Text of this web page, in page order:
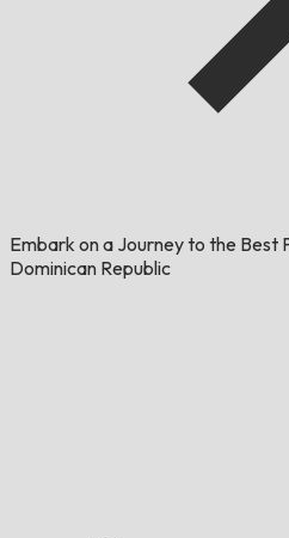
Embark on a Journey to the Best
Dominican Republic